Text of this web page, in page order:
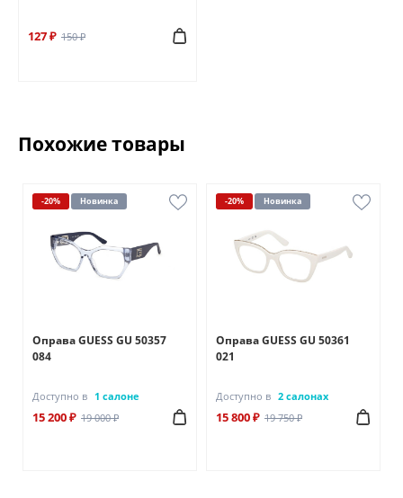
127 ₽ 150 ₽
Похожие товары
-20% Новинка
Оправа GUESS GU 50357
084
Доступно в 1 салоне
15 200 ₽ 19 000 ₽
-20% Новинка
Оправа GUESS GU 50361
021
Доступно в 2 салонах
15 800 ₽ 19 750 ₽